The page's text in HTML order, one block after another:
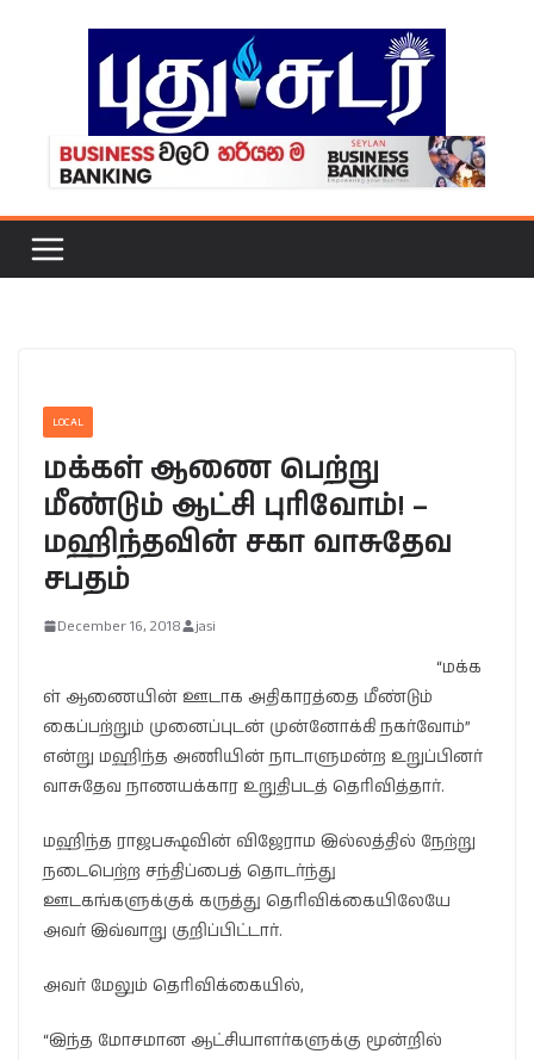
LOCAL
மக்கள் ஆணை பெற்று
மீண்டும் ஆட்சி புரிவோம்! –
மஹிந்தவின் சகா வாசுதேவ
சபதம்
December 16, 2018 jasi
“மக்க
ள் ஆணையின் ஊடாக அதிகாரத்தை மீண்டும்
கைப்பற்றும் முனைப்புடன் முன்னோக்கி நகர்வோம்”
என்று மஹிந்த அணியின் நாடாளுமன்ற உறுப்பினர்
வாசுதேவ நாணயக்கார உறுதிபடத் தெரிவித்தார்.
மஹிந்த ராஜபக்ஷவின் விஜேராம இல்லத்தில் நேற்று
நடைபெற்ற சந்திப்பைத் தொடர்ந்து
ஊடகங்களுக்குக் கருத்து தெரிவிக்கையிலேயே
அவர் இவ்வாறு குறிப்பிட்டார்.
அவர் மேலும் தெரிவிக்கையில்,
“இந்த மோசமான ஆட்சியாளர்களுக்கு மூன்றில்